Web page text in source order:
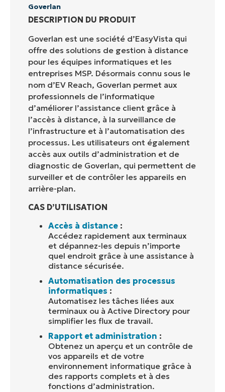
Goverlan
DESCRIPTION DU PRODUIT
Goverlan est une société d’EasyVista qui
offre des solutions de gestion à distance
pour les équipes informatiques et les
entreprises MSP. Désormais connu sous le
nom d’EV Reach, Goverlan permet aux
professionnels de l’informatique
d’améliorer l’assistance client grâce à
l’accès à distance, à la surveillance de
l’infrastructure et à l’automatisation des
processus. Les utilisateurs ont également
accès aux outils d’administration et de
diagnostic de Goverlan, qui permettent de
surveiller et de contrôler les appareils en
arrière-plan.
CAS D’UTILISATION
Accès à distance :
Accédez rapidement aux terminaux
et dépannez-les depuis n’importe
quel endroit grâce à une assistance à
distance sécurisée.
Automatisation des processus
informatiques :
Automatisez les tâches liées aux
terminaux ou à Active Directory pour
simplifier les flux de travail.
Rapport et administration :
Obtenez un aperçu et un contrôle de
vos appareils et de votre
environnement informatique grâce à
des rapports complets et à des
fonctions d’administration.